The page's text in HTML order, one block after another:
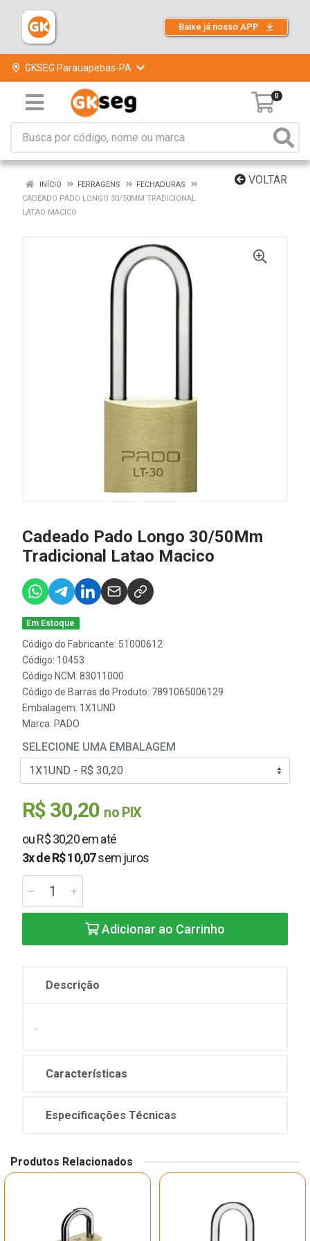
Baixe já nosso APP
GKSEG Parauapebas-PA
0
VOLTAR
INÍCIO FERRAGENS
FECHADURAS
CADEADO PADO LONGO 30/50MM TRADICIONAL
LATAO MACICO
Cadeado Pado Longo 30/50Mm
Tradicional Latao Macico
Em Estoque
Código do Fabricante: 51000612
Código: 10453
Código NCM: 83011000
Código de Barras do Produto: 7891065006129
Embalagem: 1X1UND
Marca: PADO
SELECIONE UMA EMBALAGEM
R$ 30,20 no PIX
ou R$ 30,20 em até
3x de R$ 10,07sem juros
Adicionar ao Carrinho
Descrição
.
Características
Especificações Técnicas
Produtos Relacionados